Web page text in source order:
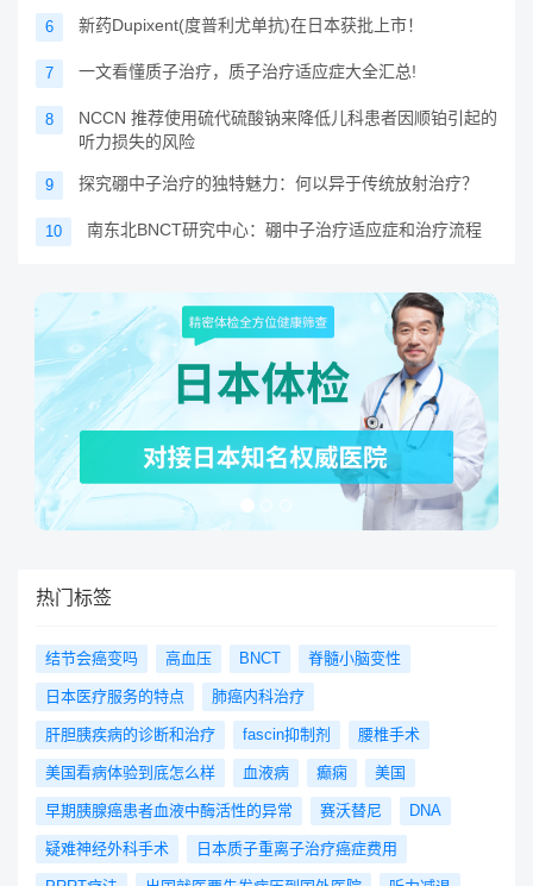
6 新药Dupixent(度普利尤单抗)在日本获批上市！
7 一文看懂质子治疗，质子治疗适应症大全汇总!
8
NCCN 推荐使用硫代硫酸钠来降低儿科患者因顺铂引起的
听力损失的风险
9 探究硼中子治疗的独特魅力：何以异于传统放射治疗？
10 南东北BNCT研究中心：硼中子治疗适应症和治疗流程
热门标签
结节会癌变吗 高血压 BNCT 脊髓小脑变性
日本医疗服务的特点 肺癌内科治疗
肝胆胰疾病的诊断和治疗 fascin抑制剂 腰椎手术
美国看病体验到底怎么样 血液病 癫痫 美国
早期胰腺癌患者血液中酶活性的异常 赛沃替尼 DNA
疑难神经外科手术 日本质子重离子治疗癌症费用